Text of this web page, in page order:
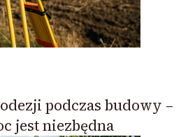
podczas budowy –
jest niezbędna